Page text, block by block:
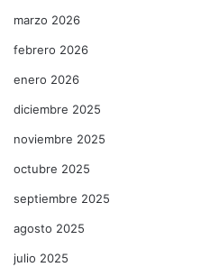
marzo 2026
febrero 2026
enero 2026
diciembre 2025
noviembre 2025
octubre 2025
septiembre 2025
agosto 2025
julio 2025